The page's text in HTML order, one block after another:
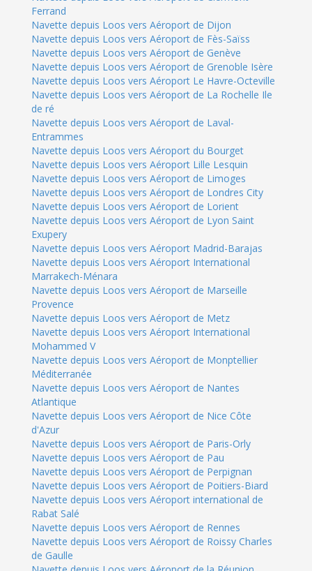
Ferrand
Navette depuis Loos vers Aéroport de Dijon
Navette depuis Loos vers Aéroport de Fès-Saïss
Navette depuis Loos vers Aéroport de Genève
Navette depuis Loos vers Aéroport de Grenoble Isère
Navette depuis Loos vers Aéroport Le Havre-Octeville
Navette depuis Loos vers Aéroport de La Rochelle Ile
de ré
Navette depuis Loos vers Aéroport de Laval-
Entrammes
Navette depuis Loos vers Aéroport du Bourget
Navette depuis Loos vers Aéroport Lille Lesquin
Navette depuis Loos vers Aéroport de Limoges
Navette depuis Loos vers Aéroport de Londres City
Navette depuis Loos vers Aéroport de Lorient
Navette depuis Loos vers Aéroport de Lyon Saint
Exupery
Navette depuis Loos vers Aéroport Madrid-Barajas
Navette depuis Loos vers Aéroport International
Marrakech-Ménara
Navette depuis Loos vers Aéroport de Marseille
Provence
Navette depuis Loos vers Aéroport de Metz
Navette depuis Loos vers Aéroport International
Mohammed V
Navette depuis Loos vers Aéroport de Monptellier
Méditerranée
Navette depuis Loos vers Aéroport de Nantes
Atlantique
Navette depuis Loos vers Aéroport de Nice Côte
d'Azur
Navette depuis Loos vers Aéroport de Paris-Orly
Navette depuis Loos vers Aéroport de Pau
Navette depuis Loos vers Aéroport de Perpignan
Navette depuis Loos vers Aéroport de Poitiers-Biard
Navette depuis Loos vers Aéroport international de
Rabat Salé
Navette depuis Loos vers Aéroport de Rennes
Navette depuis Loos vers Aéroport de Roissy Charles
de Gaulle